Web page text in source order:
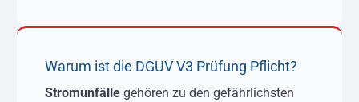
Warum ist die DGUV V3 Prüfung Pflicht?
Stromunfällegehören zu den gefährlichsten